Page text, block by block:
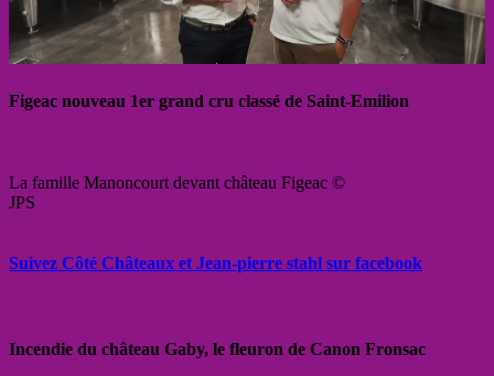
Figeac nouveau 1er grand cru classé de Saint-Emilion
La famille Manoncourt devant château Figeac ©
JPS
Suivez Côté Châteaux et Jean-pierre stahl sur facebook
Incendie du château Gaby, le fleuron de Canon Fronsac